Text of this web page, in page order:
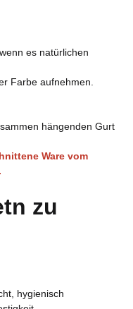
es natürlichen
Farbe aufnehmen.
hängenden Gurt
Ware vom
zu
hygienisch